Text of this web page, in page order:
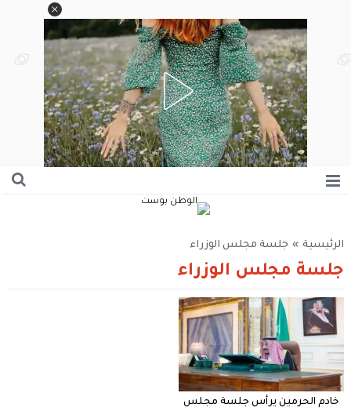
الرئيسية » جلسة مجلس الوزراء
جلسة مجلس الوزراء
خادم الحرمين يرأس جلسة مجلس